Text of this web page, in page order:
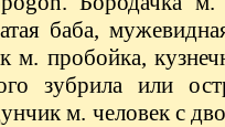
баба,
м. пробойка,
зубрила или
м. человек с